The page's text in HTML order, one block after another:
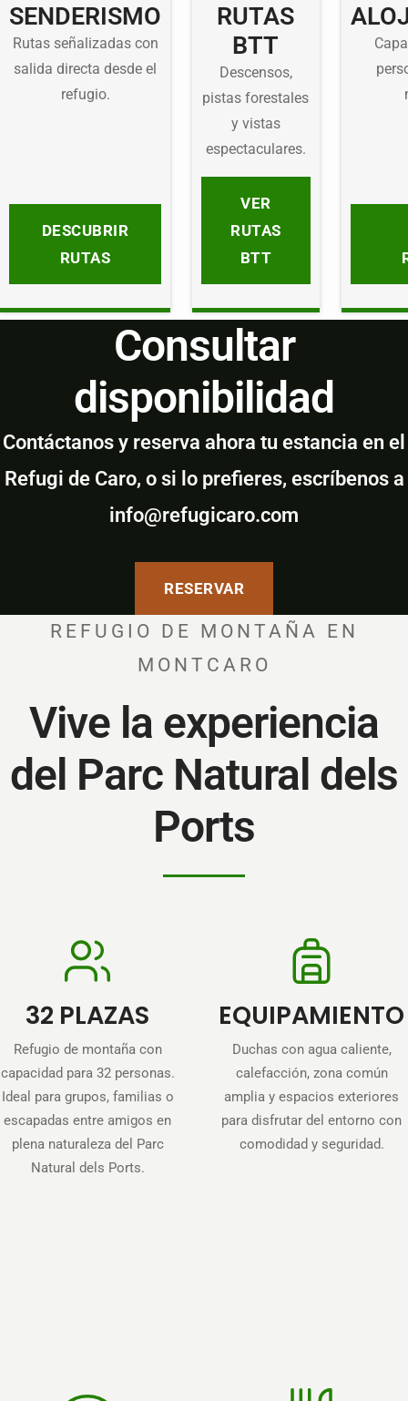
SENDERISMO
Rutas señalizadas con
salida directa desde el
refugio.
DESCUBRIR
RUTAS
RUTAS
BTT
Descensos,
pistas forestales
y vistas
espectaculares.
VER
RUTAS
BTT
Consultar
disponibilidad
Contáctanos y reserva ahora tu estancia en el
Refugi de Caro, o si lo prefieres, escríbenos a
info@refugicaro.com
RESERVAR
REFUGIO DE MONTAÑA EN
MONTCARO
Vive la experiencia
del Parc Natural dels
Ports
32 PLAZAS
Refugio de montaña con
capacidad para 32 personas.
Ideal para grupos, familias o
escapadas entre amigos en
plena naturaleza del Parc
Natural dels Ports.
EQUIPAMIENTO
Duchas con agua caliente,
calefacción, zona común
amplia y espacios exteriores
para disfrutar del entorno con
comodidad y seguridad.